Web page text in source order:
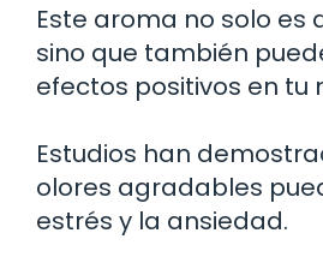
Este aroma no solo es
sino que también
efectos positivos en tu
Estudios han
olores agradables
estrés y la ansiedad.